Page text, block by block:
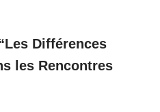
Différences
les Rencontres